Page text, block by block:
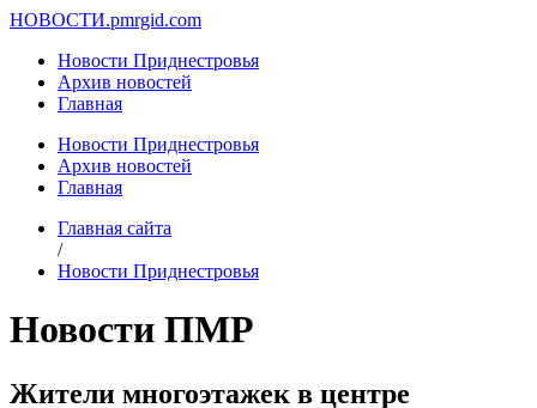
НОВОСТИ.pmrgid.com
Новости Приднестровья
Архив новостей
Главная
Новости Приднестровья
Архив новостей
Главная
Главная сайта
/
Новости Приднестровья
Новости ПМР
Жители многоэтажек в центре